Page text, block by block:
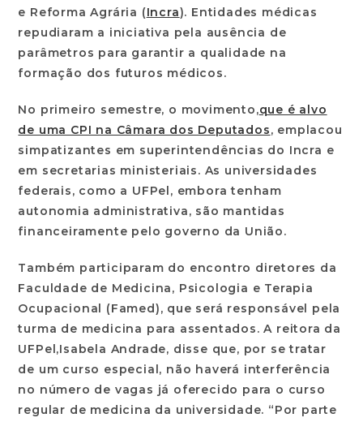
e Reforma Agrária (Incra). Entidades médicas
repudiaram a iniciativa pela ausência de
parâmetros para garantir a qualidade na
formação dos futuros médicos.
No primeiro semestre, o movimento,que é alvo
de uma CPI na Câmara dos Deputados, emplacou
simpatizantes em superintendências do Incra e
em secretarias ministeriais. As universidades
federais, como a UFPel, embora tenham
autonomia administrativa, são mantidas
financeiramente pelo governo da União.
Também participaram do encontro diretores da
Faculdade de Medicina, Psicologia e Terapia
Ocupacional (Famed), que será responsável pela
turma de medicina para assentados. A reitora da
UFPel,Isabela Andrade, disse que, por se tratar
de um curso especial, não haverá interferência
no número de vagas já oferecido para o curso
regular de medicina da universidade. “Por parte